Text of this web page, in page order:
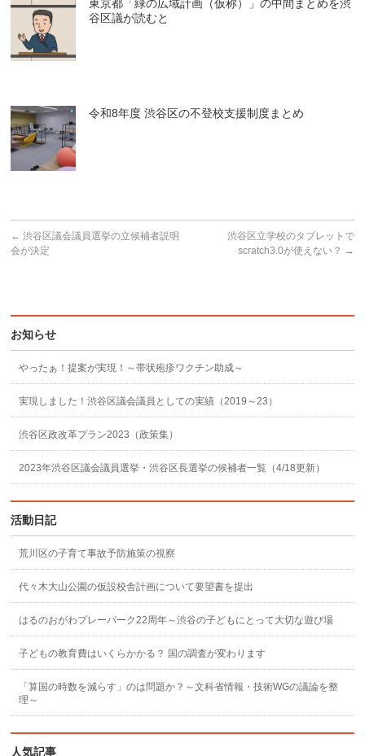
東京都「緑の広域計画（仮称）」の中間まとめを渋
谷区議が読むと
令和8年度 渋谷区の不登校支援制度まとめ
← 渋谷区議会議員選挙の立候補者説明
会が決定
渋谷区立学校のタブレットで
scratch3.0が使えない？ →
お知らせ
やったぁ！提案が実現！～帯状疱疹ワクチン助成～
実現しました！渋谷区議会議員としての実績（2019～23）
渋谷区政改革プラン2023（政策集）
2023年渋谷区議会議員選挙・渋谷区長選挙の候補者一覧（4/18更新）
活動日記
荒川区の子育て事故予防施策の視察
代々木大山公園の仮設校舎計画について要望書を提出
はるのおがわプレーパーク22周年～渋谷の子どもにとって大切な遊び場
子どもの教育費はいくらかかる？ 国の調査が変わります
「算国の時数を減らす」のは問題か？～文科省情報・技術WGの議論を整
理～
人気記事